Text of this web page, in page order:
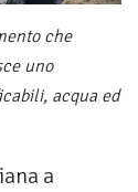
che
uno
acqua ed
a